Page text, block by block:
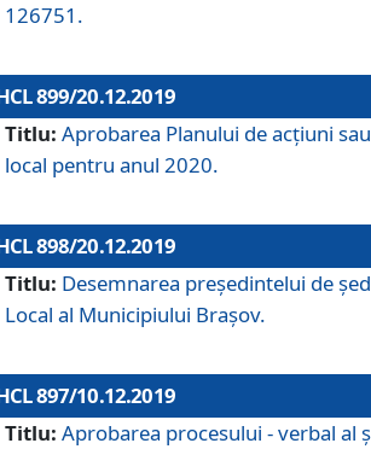
126751.
899/20.12.2019
Titlu: Aprobarea Planului de acţiuni
local pentru anul 2020.
898/20.12.2019
Titlu: Desemnarea preşedintelui de
Local al Municipiului Braşov.
897/10.12.2019
Titlu: Aprobarea procesului - verbal al